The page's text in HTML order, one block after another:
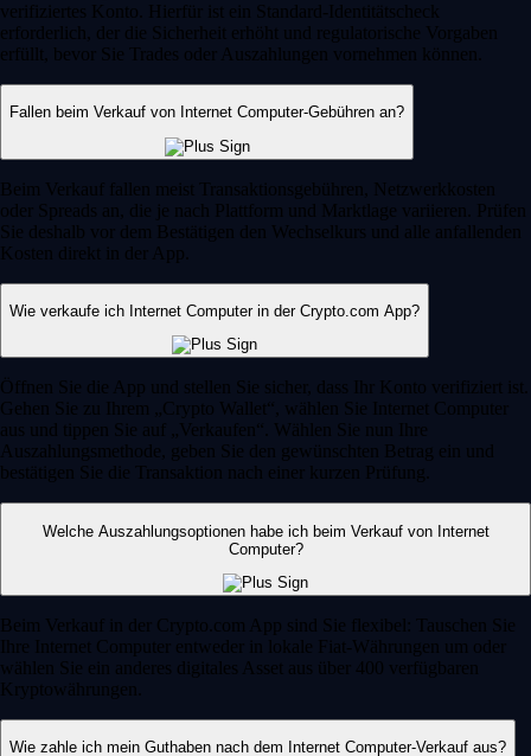
verifiziertes Konto. Hierfür ist ein Standard-Identitätscheck
erforderlich, der die Sicherheit erhöht und regulatorische Vorgaben
erfüllt, bevor Sie Trades oder Auszahlungen vornehmen können.
Fallen beim Verkauf von Internet Computer-Gebühren an?
Beim Verkauf fallen meist Transaktionsgebühren, Netzwerkkosten
oder Spreads an, die je nach Plattform und Marktlage variieren. Prüfen
Sie deshalb vor dem Bestätigen den Wechselkurs und alle anfallenden
Kosten direkt in der App.
Wie verkaufe ich Internet Computer in der Crypto.com App?
Öffnen Sie die App und stellen Sie sicher, dass Ihr Konto verifiziert ist.
Gehen Sie zu Ihrem „Crypto Wallet“, wählen Sie Internet Computer
aus und tippen Sie auf „Verkaufen“. Wählen Sie nun Ihre
Auszahlungsmethode, geben Sie den gewünschten Betrag ein und
bestätigen Sie die Transaktion nach einer kurzen Prüfung.
Welche Auszahlungsoptionen habe ich beim Verkauf von Internet
Computer?
Beim Verkauf in der Crypto.com App sind Sie flexibel: Tauschen Sie
Ihre Internet Computer entweder in lokale Fiat-Währungen um oder
wählen Sie ein anderes digitales Asset aus über 400 verfügbaren
Kryptowährungen.
Wie zahle ich mein Guthaben nach dem Internet Computer-Verkauf aus?